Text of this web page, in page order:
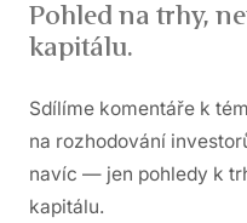
Pohled na trhy,
kapitálu.
Sdílíme komentáře k
na rozhodování
navíc — jen pohledy k
kapitálu.